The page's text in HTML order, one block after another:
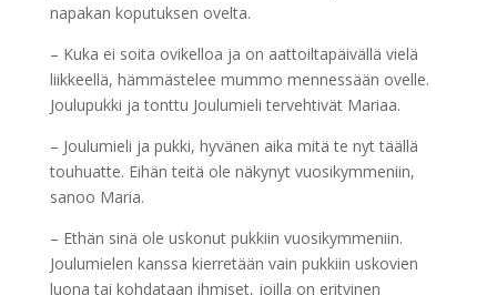
napakan koputuksen ovelta.
– Kuka ei soita ovikelloa ja on aattoiltapäivällä vielä
liikkeellä, hämmästelee mummo mennessään ovelle.
Joulupukki ja tonttu Joulumieli tervehtivät Mariaa.
– Joulumieli ja pukki, hyvänen aika mitä te nyt täällä
touhuatte. Eihän teitä ole näkynyt vuosikymmeniin,
sanoo Maria.
– Ethän sinä ole uskonut pukkiin vuosikymmeniin.
Joulumielen kanssa kierretään vain pukkiin uskovien
luona tai kohdataan ihmiset, joilla on erityinen